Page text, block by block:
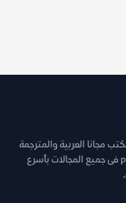
مجانا العربية والمترجمة
والروايات والقصص وغيرها من كتب مجانية pdf فى جميع المجالات بأسرع